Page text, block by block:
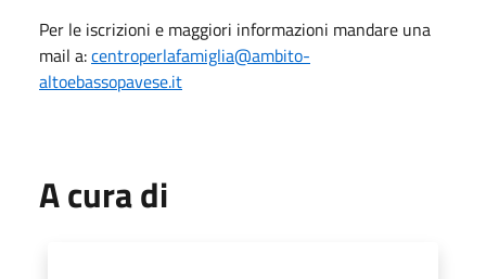
Per le iscrizioni e maggiori informazioni mandare una
mail a:centroperlafamiglia@ambito-
altoebassopavese.it
A cura di